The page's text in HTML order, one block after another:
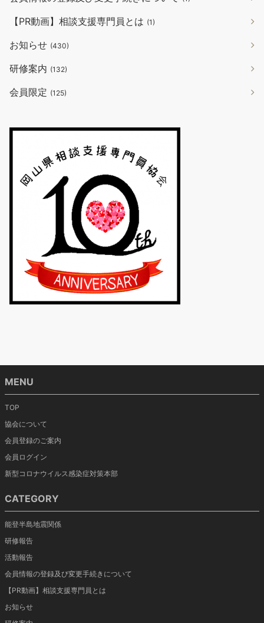
【PR動画】相談支援専門員とは (1)
お知らせ (430)
研修案内 (132)
会員限定 (125)
MENU
TOP
協会について
会員登録のご案内
会員ログイン
新型コロナウイルス感染症対策本部
CATEGORY
能登半島地震関係
研修報告
活動報告
会員情報の登録及び変更手続きについて
【PR動画】相談支援専門員とは
お知らせ